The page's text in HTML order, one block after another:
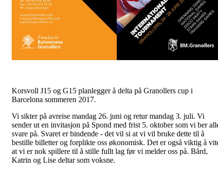
Korsvoll J15 og G15 planlegger å delta på Granollers cup i
Barcelona sommeren 2017.
Vi sikter på avreise mandag 26. juni og retur mandag 3. juli. Vi
sender ut en invitasjon på Spond med frist 5. oktober som vi ber
svare på. Svaret er bindende - det vil si at vi vil bruke dette til å
bestille billetter og forplikte oss økonomisk. Det er også viktig å
at vi er nok spillere til å stille fullt lag før vi melder oss på. Bård,
Katrin og Lise deltar som voksne.